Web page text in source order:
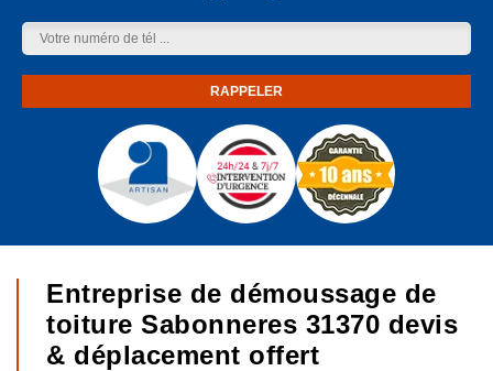
Entreprise de démoussage de
toiture Sabonneres 31370 devis
& déplacement offert